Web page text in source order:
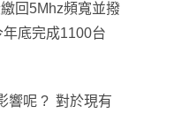
回5Mhz頻寬並撥
底完成1100台
響呢 ? 對於現有